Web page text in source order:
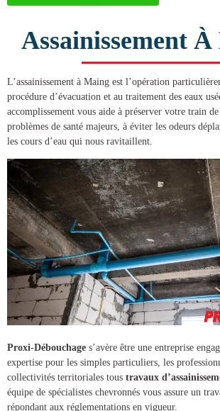
Assainissement
L’assainissement à Maing est l’opération
procédure d’évacuation et au traitement des eaux
accomplissement vous aide à préserver votre train
problèmes de santé majeurs, à éviter les odeurs
les cours d’eau qui nous ravitaillent.
Proxi-Débouchage s’avère être une entreprise
expertise pour les simples particuliers, les
collectivités territoriales tous travaux
équipe de spécialistes chevronnés vous assure un
répondant aux réglementations en vigueur.